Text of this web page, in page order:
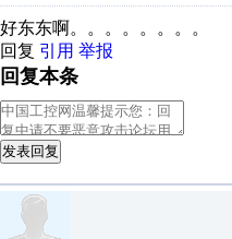
好东东啊。。。。。。。。
回复 引用 举报
回复本条
发表回复